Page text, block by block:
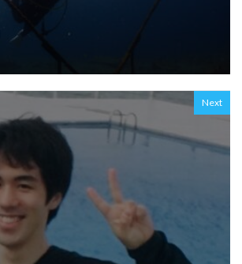
Next